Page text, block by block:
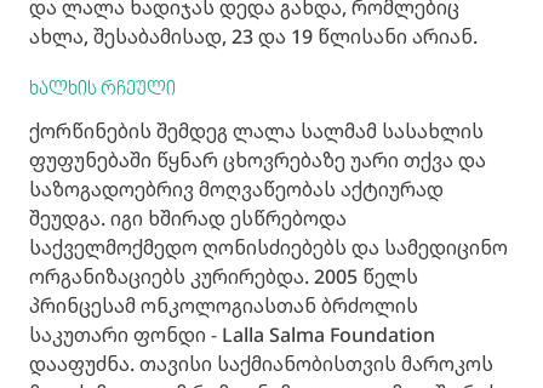
და ლალა ხადიჯას დედა გახდა, რომლებიც
ახლა, შესაბამისად, 23 და 19 წლისანი არიან.
ხალხის რჩეული
ქორწინების შემდეგ ლალა სალმამ სასახლის
ფუფუნებაში წყნარ ცხოვრებაზე უარი თქვა და
საზოგადოებრივ მოღვაწეობას აქტიურად
შეუდგა. იგი ხშირად ესწრებოდა
საქველმოქმედო ღონისძიებებს და სამედიცინო
ორგანიზაციებს კურირებდა. 2005 წელს
პრინცესამ ონკოლოგიასთან ბრძოლის
საკუთარი ფონდი - Lalla Salma Foundation
დააფუძნა. თავისი საქმიანობისთვის მაროკოს